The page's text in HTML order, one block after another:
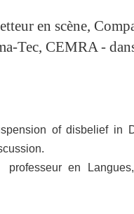
en scène,
Tec, CEMRA -
of disbelief in
en